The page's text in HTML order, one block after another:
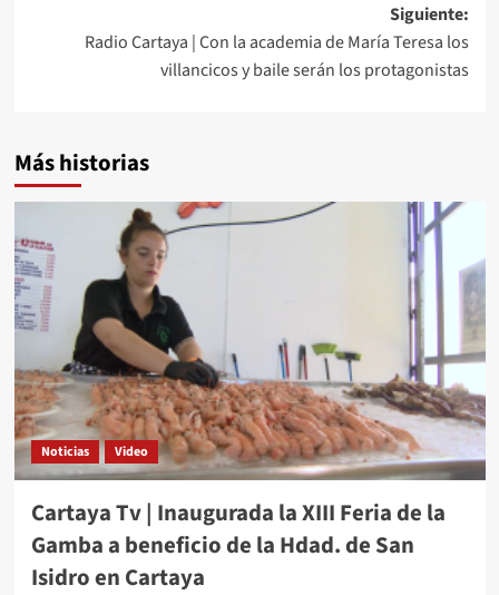
Siguiente:
Radio Cartaya | Con la academia de María Teresa los
villancicos y baile serán los protagonistas
Más historias
Noticias Video
Cartaya Tv | Inaugurada la XIII Feria de la
Gamba a beneficio de la Hdad. de San
Isidro en Cartaya